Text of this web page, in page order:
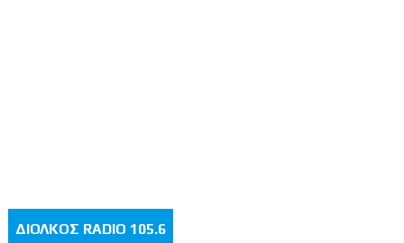
ΔΙΟΛΚΟΣ RADIO 105.6